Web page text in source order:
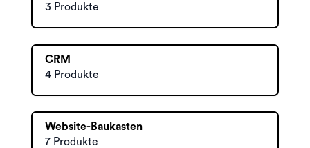
3 Produkte
CRM
4 Produkte
Website-Baukasten
7 Produkte